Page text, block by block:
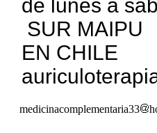
de lunes a
SUR MAIPU
EN CHILE
medicinacomplementaria33